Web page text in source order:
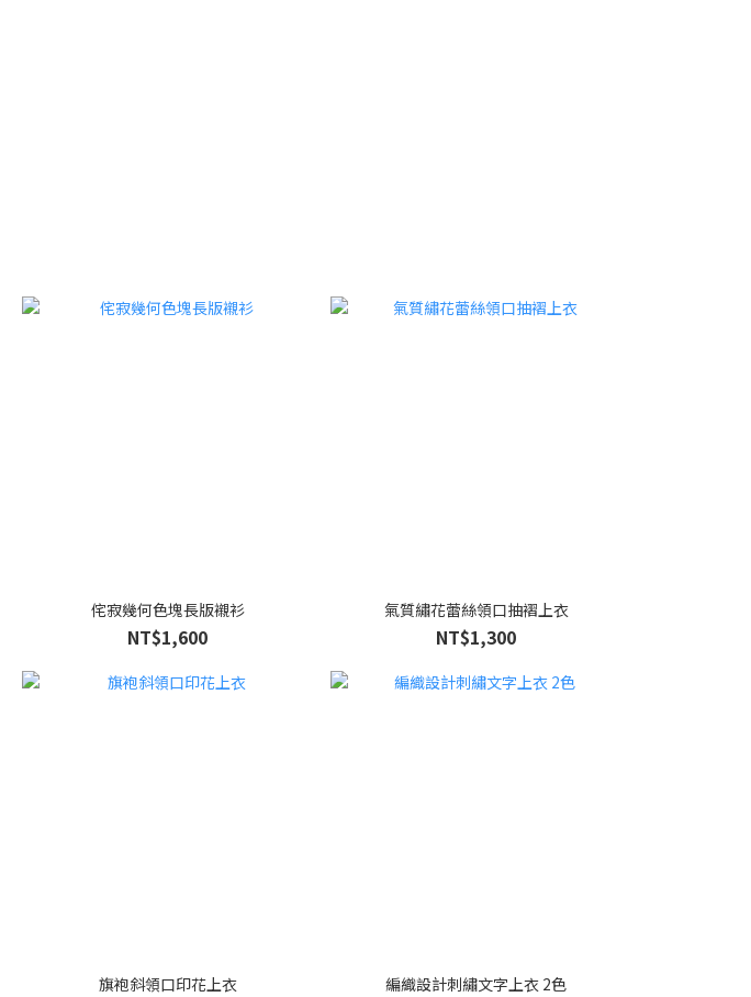
侘寂幾何色塊長版襯衫
NT$1,600
氣質繡花蕾絲領口抽褶上衣
NT$1,300
旗袍斜領口印花上衣 編織設計刺繡文字上衣 2色